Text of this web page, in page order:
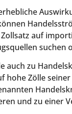
auf
auch zu
hohe Zölle
und zu einer